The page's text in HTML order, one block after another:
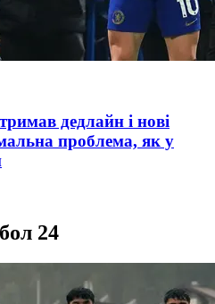
дедлайн і нові
проблема, як у
24